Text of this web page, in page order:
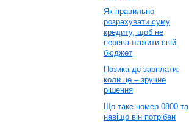
Як правильно
розрахувати суму
кредиту, щоб не
перевантажити свій
бюджет
Позика до зарплати:
коли це – зручне
рішення
Що таке номер 0800 та
навіщо він потрібен